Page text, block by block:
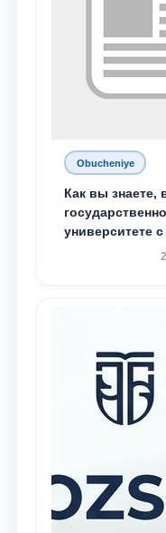
Obucheniye
Как вы знаете,
университете
талантливых,